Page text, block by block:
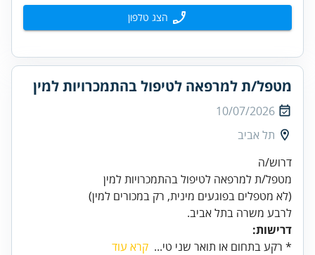
הצג טלפון
מטפל/ת למרפאה לטיפול בהתמכרויות למין
10/07/2026
תל אביב
דרוש/ה
(לא מטפלים בפוגעים מינית, רק במכורים למין)
לרבע משרה בתל אביב.
דרישות:
* רקע בתחום או תואר שני טי... קרא עוד